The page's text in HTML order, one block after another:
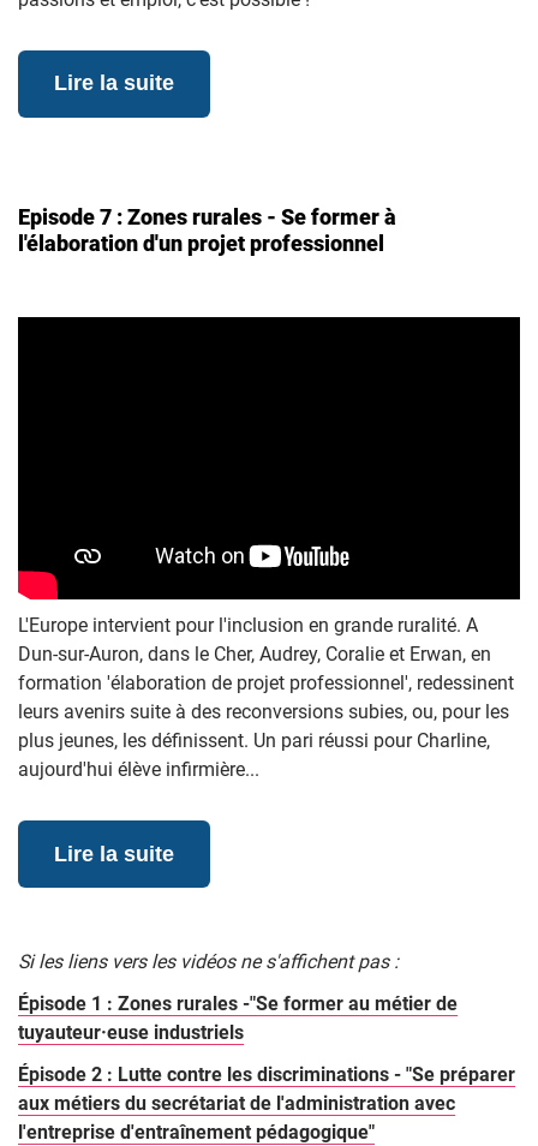
Lire la suite
Episode 7 : Zones rurales - Se former à
l'élaboration d'un projet professionnel
L'Europe intervient pour l'inclusion en grande ruralité. A
Dun-sur-Auron, dans le Cher, Audrey, Coralie et Erwan, en
formation 'élaboration de projet professionnel', redessinent
leurs avenirs suite à des reconversions subies, ou, pour les
plus jeunes, les définissent. Un pari réussi pour Charline,
aujourd'hui élève infirmière...
Lire la suite
Si les liens vers les vidéos ne s'affichent pas :
Épisode 1 : Zones rurales -"Se former au métier de
tuyauteur·euse industriels
Épisode 2 : Lutte contre les discriminations - "Se préparer
aux métiers du secrétariat de l'administration avec
l'entreprise d'entraînement pédagogique"